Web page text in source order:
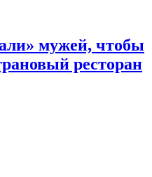
мужей, чтобы
ресторан